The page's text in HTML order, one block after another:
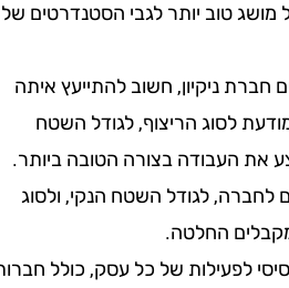
מושג טוב יותר לגבי הסטנדרטים של
חברת ניקיון, חשוב להתייעץ איתה
לסוג הריצוף, לגודל השטח
את העבודה בצורה הטובה ביותר.
לחברה, לגודל השטח הנקי, ולסוג
החלטה.
לפעילות של כל עסק, כולל